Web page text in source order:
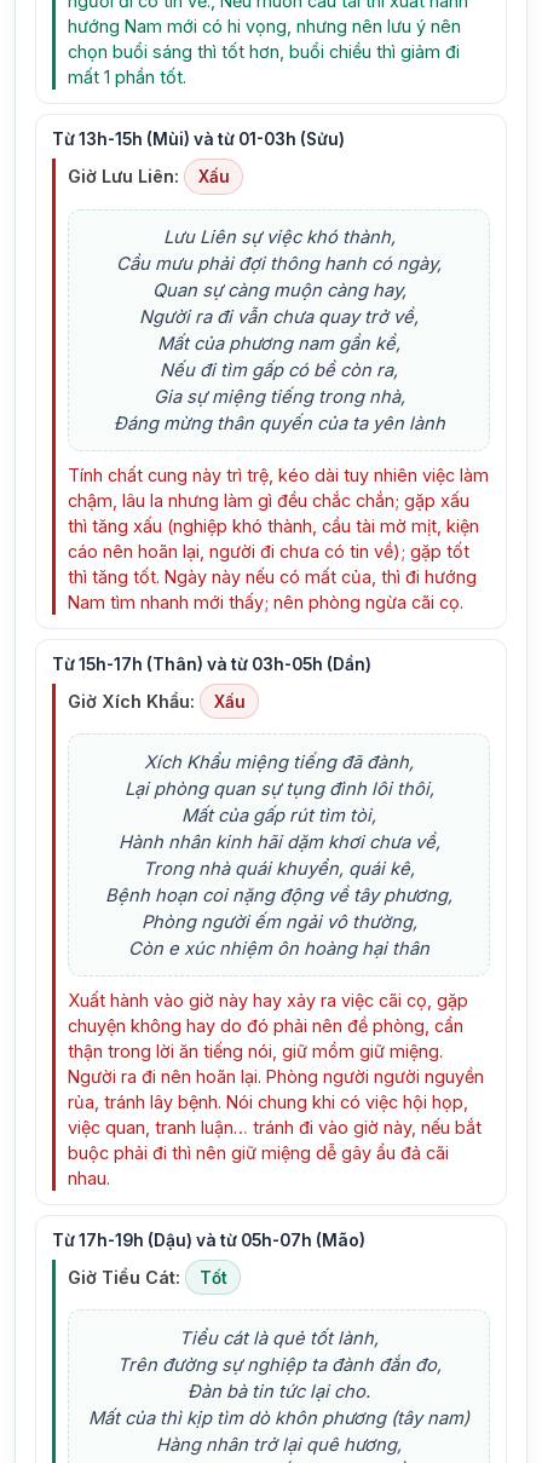
hướng Nam mới có hi vọng, nhưng nên lưu ý nên
chọn buổi sáng thì tốt hơn, buổi chiều thì giảm đi
mất 1 phần tốt.
Từ 13h-15h (Mùi) và từ 01-03h (Sửu)
Giờ Lưu Liên: Xấu
Lưu Liên sự việc khó thành,
Cầu mưu phải đợi thông hanh có ngày,
Quan sự càng muộn càng hay,
Người ra đi vẫn chưa quay trở về,
Mất của phương nam gần kề,
Nếu đi tìm gấp có bề còn ra,
Gia sự miệng tiếng trong nhà,
Đáng mừng thân quyến của ta yên lành
Tính chất cung này trì trệ, kéo dài tuy nhiên việc làm
chậm, lâu la nhưng làm gì đều chắc chắn; gặp xấu
thì tăng xấu (nghiệp khó thành, cầu tài mờ mịt, kiện
cáo nên hoãn lại, người đi chưa có tin về); gặp tốt
thì tăng tốt. Ngày này nếu có mất của, thì đi hướng
Nam tìm nhanh mới thấy; nên phòng ngừa cãi cọ.
Từ 15h-17h (Thân) và từ 03h-05h (Dần)
Giờ Xích Khẩu: Xấu
Xích Khẩu miệng tiếng đã đành,
Lại phòng quan sự tụng đình lôi thôi,
Mất của gấp rút tìm tòi,
Hành nhân kinh hãi dặm khơi chưa về,
Trong nhà quái khuyển, quái kê,
Bệnh hoạn coi nặng động về tây phương,
Phòng người ếm ngải vô thường,
Còn e xúc nhiệm ôn hoàng hại thân
Xuất hành vào giờ này hay xảy ra việc cãi cọ, gặp
chuyện không hay do đó phải nên đề phòng, cẩn
thận trong lời ăn tiếng nói, giữ mồm giữ miệng.
Người ra đi nên hoãn lại. Phòng người người nguyền
rủa, tránh lây bệnh. Nói chung khi có việc hội họp,
việc quan, tranh luận… tránh đi vào giờ này, nếu bắt
buộc phải đi thì nên giữ miệng dễ gây ẩu đả cãi
nhau.
Từ 17h-19h (Dậu) và từ 05h-07h (Mão)
Giờ Tiểu Cát: Tốt
Tiểu cát là quẻ tốt lành,
Trên đường sự nghiệp ta đành đắn đo,
Đàn bà tin tức lại cho.
Mất của thì kịp tìm dò khôn phương (tây nam)
Hàng nhân trở lại quê hương,